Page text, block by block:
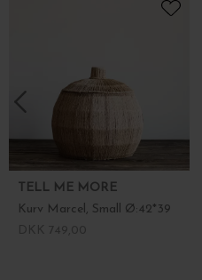
TELL ME MORE
Kurv Marcel, Small Ø:42*39